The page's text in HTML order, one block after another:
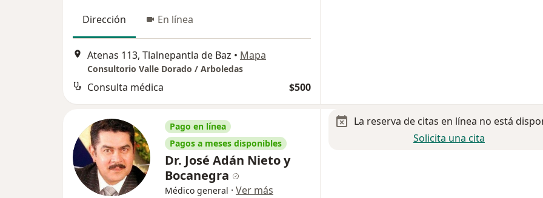
Dirección En línea
Atenas 113, Tlalnepantla de Baz • Mapa
Consultorio Valle Dorado / Arboledas
Consulta médica $500
Pago en línea
Pagos a meses disponibles
Dr. José Adán Nieto y
Bocanegra
Médico general · Ver más
La reserva de citas en línea no está
Solicita una cita